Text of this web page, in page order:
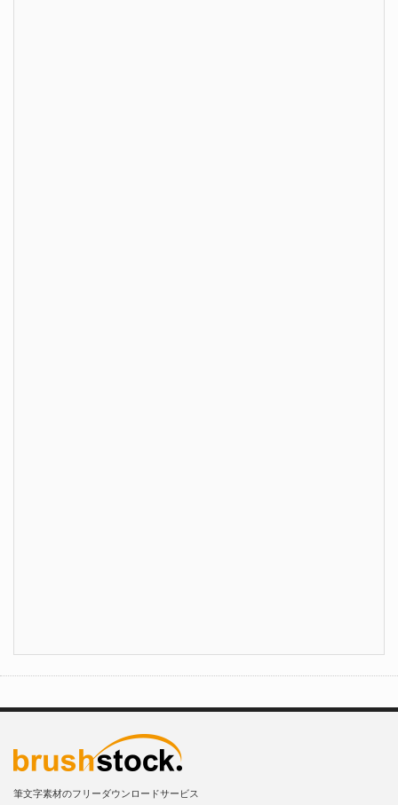
筆文字素材のフリーダウンロードサービス